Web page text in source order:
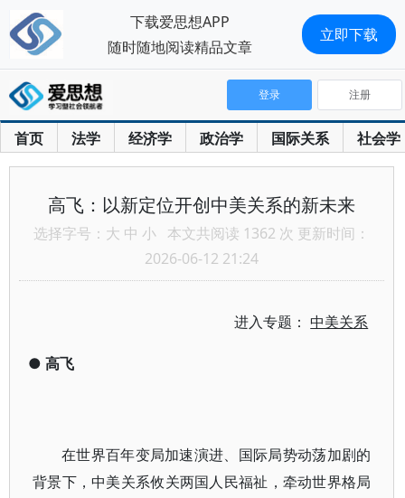
首页 法学 经济学 政治学 国际关系 社会学
登录 注册
高飞：以新定位开创中美关系的新未来
选择字号： 大 中 小 本文共阅读 1362 次 更新时间：
2026-06-12 21:24
进入专题：中美关系
● 高飞
在世界百年变局加速演进、国际局势动荡加剧的
背景下，中美关系攸关两国人民福祉，牵动世界格局
下载爱思想APP
随时随地阅读精品文章
立即下载